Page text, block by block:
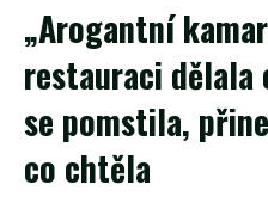
„Arogantní
restauraci dělala
se pomstila,
co chtěla